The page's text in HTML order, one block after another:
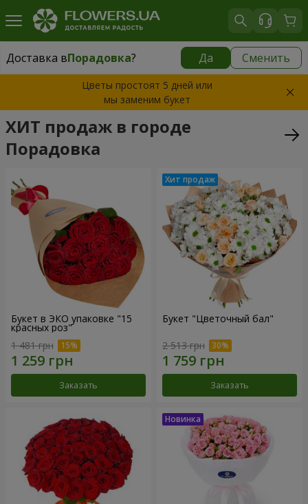
Доставка вПорадовка? Да Сменить
Доставка вПорадовка|
Цветы простоят 5 дней или
мы заменим букет
ХИТ продаж в городе
Порадовка
Букет в ЭКО упаковке "15
красных роз"
1 481 грн
Заказать
Букет "Цветочный бал"
2 513 грн
Заказать